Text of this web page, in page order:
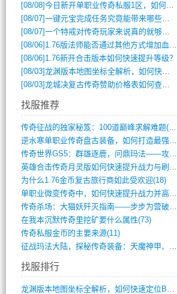
[08/08]今日新开单职业传奇私服1区，如何快速升级与获取顶级装备？
[08/07]一键元宝完成任务究竟能带来哪些超值优势？
[08/07]一个特戒对传奇玩家来说真的就够用了吗？
[08/06] 1.76版法师能否通过其他方式增加血量？
[08/06] 1.76新开合击版本如何快速提升等级？
[08/03]龙渊版本地图坐标全解析，如何快速定位BOSS位置？
[08/03]龙城决复古传奇赞助价格表如何查询？
找服推荐
传奇征战的独家秘笈：100道巅峰求解难题(366)
逆水寒单职业传奇盘古装备，如何打造最强战(491)
传奇世界GS5：群雄逐鹿，问鼎玛法——攻(626)
英雄合击传奇月灵版如何快速提升战力与刷装(381)
为什么1.76金币复古旅行商如此受欢迎(18)
单职业微变传奇中，如何快速提升战力并高效(5)
传奇杀场：大猫妖歼灭指南——步步为营破强(347)
在我本沉默传奇里挖矿要什么属性(73)
传奇私服金币的主要来源(11)
征战玛法大陆，探秘传奇装备：天魔神甲、屠(870)
找服排行
龙渊版本地图坐标全解析，如何快速定位BO(4)